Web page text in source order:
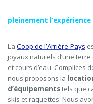
pleinement
La Coop de l’Arrière-Pays
joyaux naturels d’une
et cours d’eau. Complices
nous proposons la
d’équipementstels que
skis etraquettes. Nous